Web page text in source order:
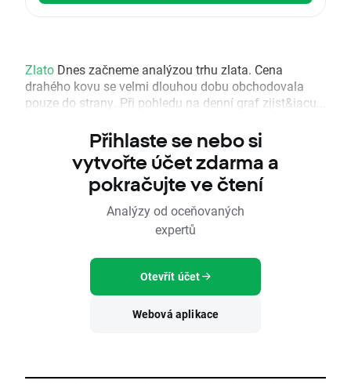
Zlato Dnes začneme analýzou trhu zlata. Cena
drahého kovu se velmi dlouhou dobu obchodovala
pouze do strany. Při pohledu na denní graf zjist&iacu...
Přihlaste se nebo si
vytvořte účet zdarma a
pokračujte ve čtení
Analýzy od oceňovaných
expertů
Otevřít účet
Webová aplikace